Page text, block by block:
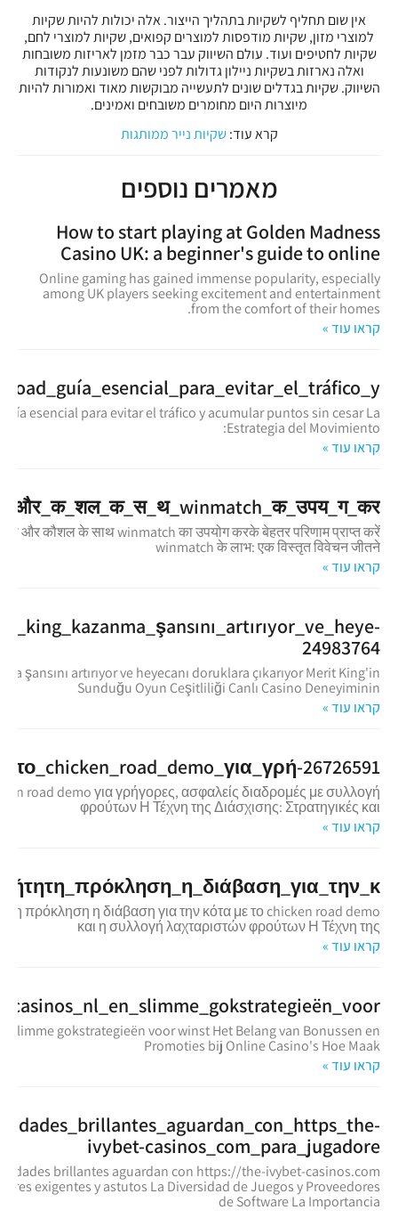
אין שום תחליף לשקיות בתהליך הייצור. אלה יכולות להיות שקיות
למוצרי מזון, שקיות מודפסות למוצרים קפואים, שקיות למוצרי לחם,
שקיות לחטיפים ועוד. עולם השיווק עבר כבר מזמן לאריזות משובחות
ואלה נארזות בשקיות ניילון גדולות לפני שהם משונעות לנקודות
השיווק. שקיות בגדלים שונים לתעשייה מבוקשות מאוד ואמורות להיות
מיוצרות היום מחומרים משובחים ואמינים.
קרא עוד:שקיות נייר ממותגות
מאמרים נוספים
How to start playing at Golden Madness
Casino UK: a beginner's guide to online
Online gaming has gained immense popularity, especially
among UK players seeking excitement and entertainment
from the comfort of their homes.
קראו עוד »
esencial para evitar el tráfico y acumular puntos sin cesar La
Estrategia del Movimiento:
קראו עוד »
और कौशल के साथ winmatch का उपयोग करके बेहतर परिणाम प्राप्त करें
winmatch के लाभ: एक विस्तृत विवेचन जीतने
קראו עוד »
24983764
şansını artırıyor ve heyecanı doruklara çıkarıyor Merit King'in
Sunduğu Oyun Çeşitliliği Canlı Casino Deneyiminin
קראו עוד »
26726591
road demo για γρήγορες, ασφαλείς διαδρομές με συλλογή
φρούτων Η Τέχνη της Διάσχισης: Στρατηγικές και
קראו עוד »
πρόκληση η διάβαση για την κότα με το chicken road demo
και η συλλογή λαχταριστών φρούτων Η Τέχνη της
קראו עוד »
gokstrategieën voor winst Het Belang van Bonussen en
Promoties bij Online Casino's Hoe Maak
קראו עוד »
ivybet-casinos_com_para_jugadore
brillantes aguardan con https://the-ivybet-casinos.com
exigentes y astutos La Diversidad de Juegos y Proveedores
de Software La Importancia